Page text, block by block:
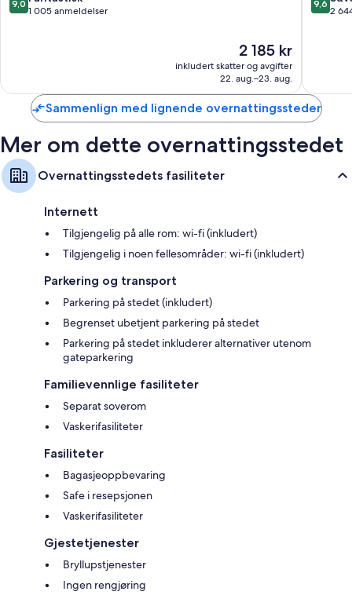
South
av
9,0
1 005 anmeldelser
Prisen
er
2 185 kr
2 185 kr
inkludert skatter og avgifter
22. aug.–23. aug.
av
9,6
2
Sammenlign med lignende overnattingssteder
Mer om dette overnattingsstedet
Overnattingsstedets fasiliteter
Internett
Tilgjengelig på alle rom: wi-fi (inkludert)
Tilgjengelig i noen fellesområder: wi-fi (inkludert)
Parkering og transport
Parkering på stedet (inkludert)
Begrenset ubetjent parkering på stedet
Parkering på stedet inkluderer alternativer utenom
gateparkering
Familievennlige fasiliteter
Separat soverom
Vaskerifasiliteter
Fasiliteter
Bagasjeoppbevaring
Safe i resepsjonen
Vaskerifasiliteter
Gjestetjenester
Bryllupstjenester
Ingen rengjøring